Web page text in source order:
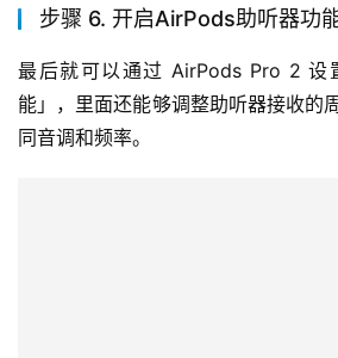
步骤 6. 开启AirPods助听器功
最后就可以通过 AirPods Pro 2 设
能」，里面还能够调整助听器接收的
同音调和频率。